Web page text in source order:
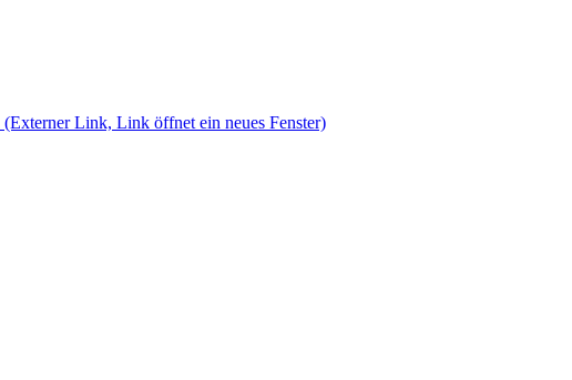
(Externer Link, Link öffnet ein neues Fenster)